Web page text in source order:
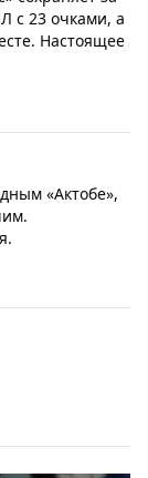
с 23 очками, а
Настоящее
«Актобе»,